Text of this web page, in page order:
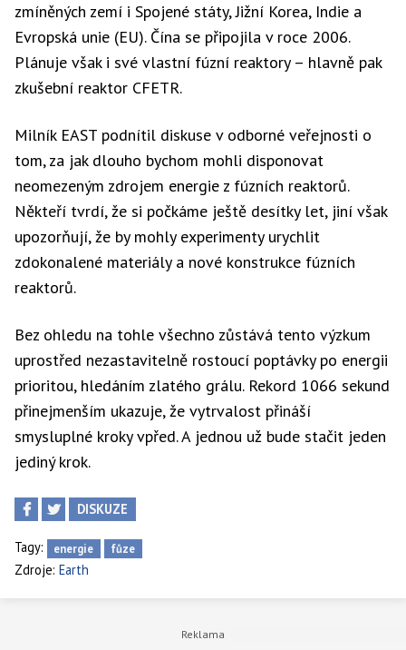
zmíněných zemí i Spojené státy, Jižní Korea, Indie a
Evropská unie (EU). Čína se připojila v roce 2006.
Plánuje však i své vlastní fúzní reaktory – hlavně pak
zkušební reaktor CFETR.
Milník EAST podnítil diskuse v odborné veřejnosti o
tom, za jak dlouho bychom mohli disponovat
neomezeným zdrojem energie z fúzních reaktorů.
Někteří tvrdí, že si počkáme ještě desítky let, jiní však
upozorňují, že by mohly experimenty urychlit
zdokonalené materiály a nové konstrukce fúzních
reaktorů.
Bez ohledu na tohle všechno zůstává tento výzkum
uprostřed nezastavitelně rostoucí poptávky po energii
prioritou, hledáním zlatého grálu. Rekord 1066 sekund
přinejmenším ukazuje, že vytrvalost přináší
smysluplné kroky vpřed. A jednou už bude stačit jeden
jediný krok.
DISKUZE
Tagy: energie fůze
Zdroje: Earth